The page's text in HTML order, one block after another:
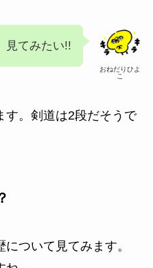
おねだりひよ
こ
見てみたい!!
す。剣道は2段だそうで
ついて見てみます。